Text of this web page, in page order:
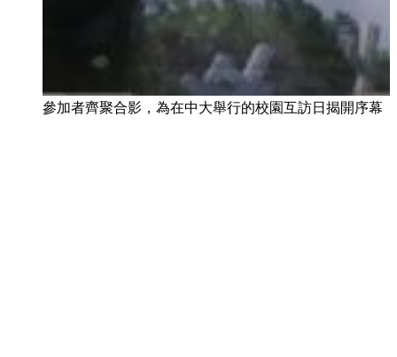
參加者齊聚合影，為在中大舉行的校園互訪日揭開序幕